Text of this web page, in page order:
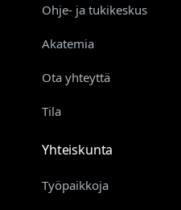
Ohje- ja tukikeskus
Akatemia
Ota yhteyttä
Tila
Yhteiskunta
Työpaikkoja